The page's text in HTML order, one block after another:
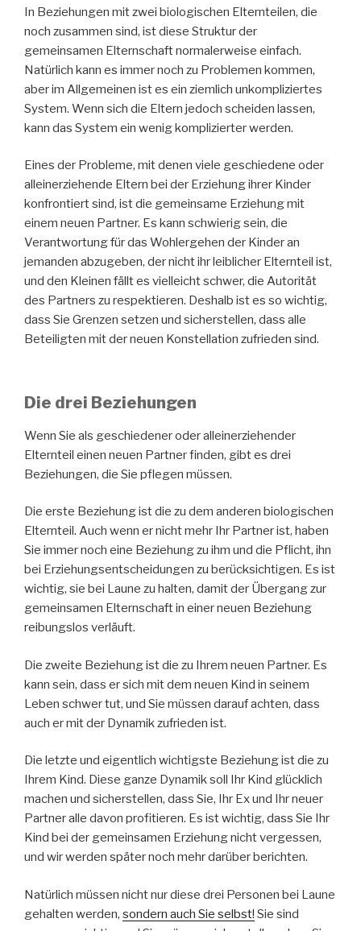
In Beziehungen mit zwei biologischen Elternteilen, die
noch zusammen sind, ist diese Struktur der
gemeinsamen Elternschaft normalerweise einfach.
Natürlich kann es immer noch zu Problemen kommen,
aber im Allgemeinen ist es ein ziemlich unkompliziertes
System. Wenn sich die Eltern jedoch scheiden lassen,
kann das System ein wenig komplizierter werden.
Eines der Probleme, mit denen viele geschiedene oder
alleinerziehende Eltern bei der Erziehung ihrer Kinder
konfrontiert sind, ist die gemeinsame Erziehung mit
einem neuen Partner. Es kann schwierig sein, die
Verantwortung für das Wohlergehen der Kinder an
jemanden abzugeben, der nicht ihr leiblicher Elternteil ist,
und den Kleinen fällt es vielleicht schwer, die Autorität
des Partners zu respektieren. Deshalb ist es so wichtig,
dass Sie Grenzen setzen und sicherstellen, dass alle
Beteiligten mit der neuen Konstellation zufrieden sind.
Die drei Beziehungen
Wenn Sie als geschiedener oder alleinerziehender
Elternteil einen neuen Partner finden, gibt es drei
Beziehungen, die Sie pflegen müssen.
Die erste Beziehung ist die zu dem anderen biologischen
Elternteil. Auch wenn er nicht mehr Ihr Partner ist, haben
Sie immer noch eine Beziehung zu ihm und die Pflicht, ihn
bei Erziehungsentscheidungen zu berücksichtigen. Es ist
wichtig, sie bei Laune zu halten, damit der Übergang zur
gemeinsamen Elternschaft in einer neuen Beziehung
reibungslos verläuft.
Die zweite Beziehung ist die zu Ihrem neuen Partner. Es
kann sein, dass er sich mit dem neuen Kind in seinem
Leben schwer tut, und Sie müssen darauf achten, dass
auch er mit der Dynamik zufrieden ist.
Die letzte und eigentlich wichtigste Beziehung ist die zu
Ihrem Kind. Diese ganze Dynamik soll Ihr Kind glücklich
machen und sicherstellen, dass Sie, Ihr Ex und Ihr neuer
Partner alle davon profitieren. Es ist wichtig, dass Sie Ihr
Kind bei der gemeinsamen Erziehung nicht vergessen,
und wir werden später noch mehr darüber berichten.
Natürlich müssen nicht nur diese drei Personen bei Laune
gehalten werden, sondern auch Sie selbst! Sie sind